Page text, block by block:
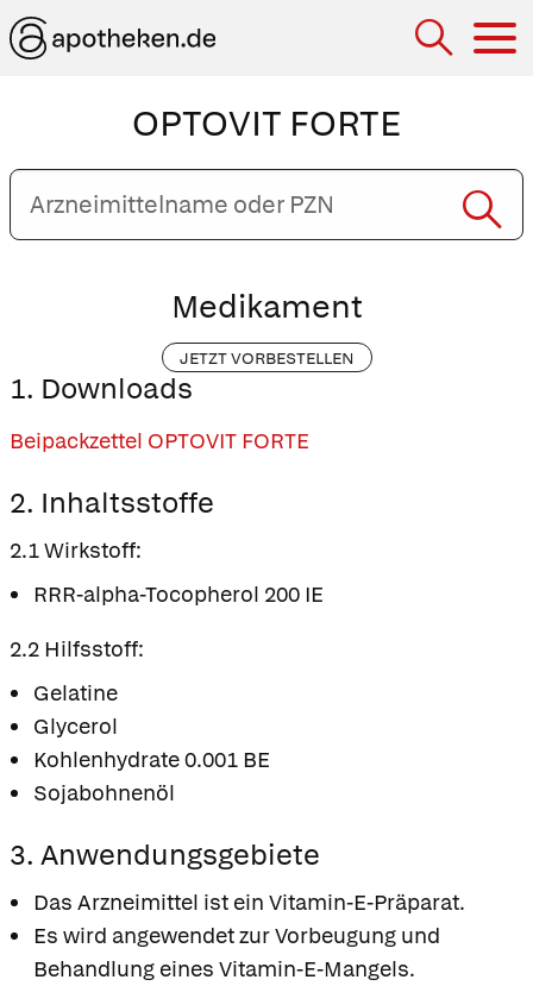
OPTOVIT FORTE
Arzneimittelname
oder
PZN
Medikament
JETZT VORBESTELLEN
1. Downloads
Beipackzettel OPTOVIT FORTE
2. Inhaltsstoffe
2.1 Wirkstoff:
RRR-alpha-Tocopherol 200 IE
2.2 Hilfsstoff:
Gelatine
Glycerol
Kohlenhydrate 0.001 BE
Sojabohnenöl
3. Anwendungsgebiete
Das Arzneimittel ist ein Vitamin-E-Präparat.
Es wird angewendet zur Vorbeugung und
Behandlung eines Vitamin-E-Mangels.